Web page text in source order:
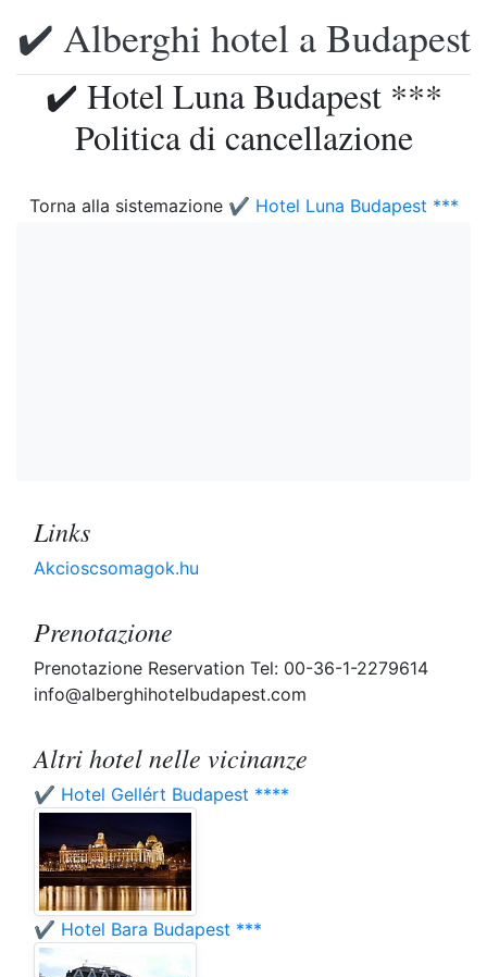
✔️ Alberghi hotel a Budapest
✔️ Hotel Luna Budapest ***
Politica di cancellazione
Torna alla sistemazione ✔️ Hotel Luna Budapest ***
Links
Akcioscsomagok.hu
Prenotazione
Prenotazione Reservation Tel: 00-36-1-2279614
info@alberghihotelbudapest.com
Altri hotel nelle vicinanze
✔️ Hotel Gellért Budapest ****
✔️ Hotel Bara Budapest ***